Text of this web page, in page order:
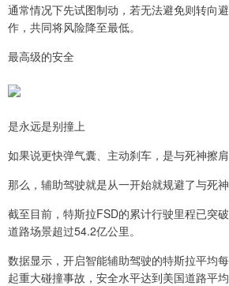
通常情况下先试图制动，若无法避免则转向
作，共同将风险降至最低。
最高级的安全
是永远是别撞上
如果说更快弹气囊、主动刹车，是与死神擦肩
那么，辅助驾驶就是从一开始就规避了与死神
截至目前，特斯拉FSD的累计行驶里程已突
道路场景超过54.2亿公里。
数据显示，开启智能辅助驾驶的特斯拉平均
起重大碰撞事故，安全水平达到美国道路平均